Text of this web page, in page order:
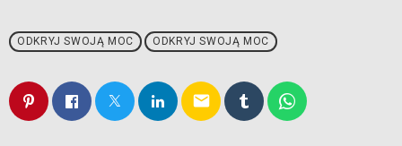
ODKRYJ SWOJĄ MOC ODKRYJ SWOJĄ MOC
email